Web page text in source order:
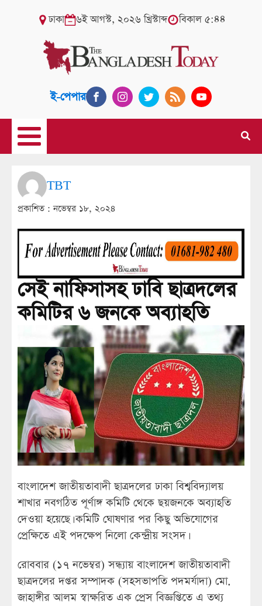
ঢাকা ৬ই আগস্ট, ২০২৬ খ্রিস্টাব্দ বিকাল ৫:৪৪
ই-পেপার
TBT
প্রকাশিত :নভেম্বর ১৮, ২০২৪
সেই নাফিসাসহ ঢাবি ছাত্রদলের
কমিটির ৬ জনকে অব্যাহতি
বাংলাদেশ জাতীয়তাবাদী ছাত্রদলের ঢাকা বিশ্ববিদ্যালয়
শাখার নবগঠিত পূর্ণাঙ্গ কমিটি থেকে ছয়জনকে অব্যাহতি
দেওয়া হয়েছে। কমিটি ঘোষণার পর কিছু অভিযোগের
প্রেক্ষিতে এই পদক্ষেপ নিলো কেন্দ্রীয় সংসদ।
রোববার (১৭ নভেম্বর) সন্ধ্যায় বাংলাদেশ জাতীয়তাবাদী
ছাত্রদলের দপ্তর সম্পাদক (সহসভাপতি পদমর্যাদা) মো.
জাহাঙ্গীর আলম স্বাক্ষরিত এক প্রেস বিজ্ঞপ্তিতে এ তথ্য